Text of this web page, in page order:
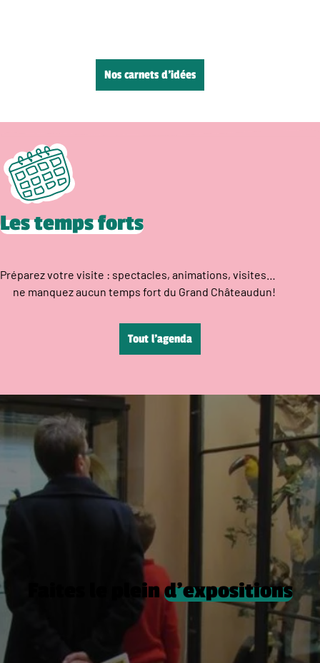
Nos carnets d’idées
Les temps forts
Préparez votre visite : spectacles, animations, visites…
ne manquez aucun temps fort du Grand Châteaudun!
Tout l’agenda
Faites le pleind’expositions